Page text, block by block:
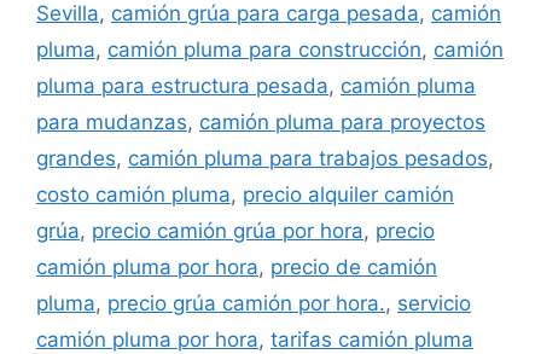
Sevilla, camión grúa para carga pesada, camión
pluma, camión pluma para construcción, camión
pluma para estructura pesada, camión pluma
para mudanzas, camión pluma para proyectos
grandes, camión pluma para trabajos pesados,
costo camión pluma, precio alquiler camión
grúa, precio camión grúa por hora, precio
camión pluma por hora, precio de camión
pluma, precio grúa camión por hora., servicio
camión pluma por hora, tarifas camión pluma